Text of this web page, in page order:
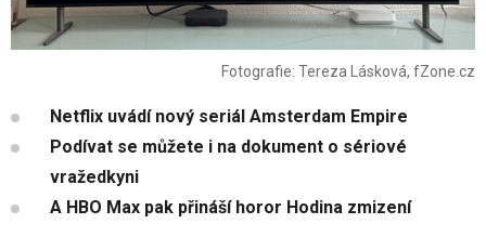
Fotografie: Tereza Lásková, fZone.cz
Netflix uvádí nový seriál Amsterdam Empire
Podívat se můžete i na dokument o sériové
vražedkyni
A HBO Max pak přináší horor Hodina zmizení